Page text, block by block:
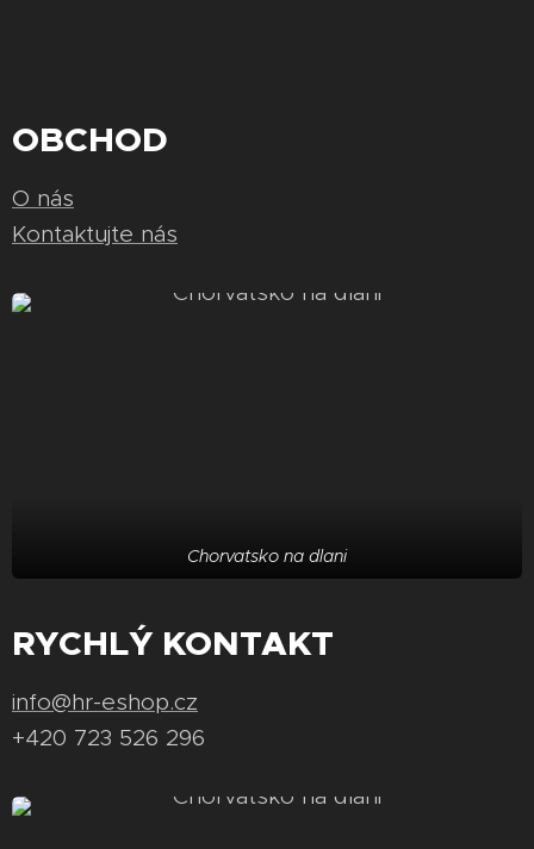
OBCHOD
O nás
Kontaktujte nás
Chorvatsko na dlani
RYCHLÝ KONTAKT
info@hr-eshop.cz
+420 723 526 296